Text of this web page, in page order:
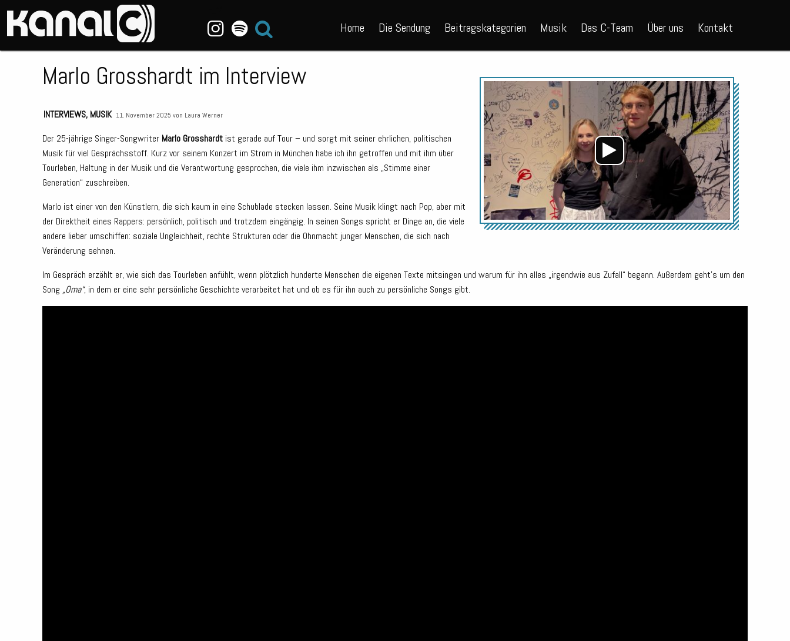
Home Die Sendung Beitragskategorien Musik Das C-Team Über uns Kontakt
Audio-
Player
Marlo Grosshardt im Interview
INTERVIEWS, MUSIK 11. November 2025 von Laura Werner
Der 25-jährige Singer-Songwriter Marlo Grosshardt ist gerade auf Tour – und sorgt mit seiner ehrlichen, politischen
Musik für viel Gesprächsstoff. Kurz vor seinem Konzert im Strom in München habe ich ihn getroffen und mit ihm über
Tourleben, Haltung in der Musik und die Verantwortung gesprochen, die viele ihm inzwischen als „Stimme einer
Generation“ zuschreiben.
Marlo ist einer von den Künstlern, die sich kaum in eine Schublade stecken lassen. Seine Musik klingt nach Pop, aber mit
der Direktheit eines Rappers: persönlich, politisch und trotzdem eingängig. In seinen Songs spricht er Dinge an, die viele
andere lieber umschiffen: soziale Ungleichheit, rechte Strukturen oder die Ohnmacht junger Menschen, die sich nach
Veränderung sehnen.
Im Gespräch erzählt er, wie sich das Tourleben anfühlt, wenn plötzlich hunderte Menschen die eigenen Texte mitsingen und warum für ihn alles „irgendwie aus Zufall“ begann. Außerdem geht’s um den
Song „Oma“, in dem er eine sehr persönliche Geschichte verarbeitet hat und ob es für ihn auch zu persönliche Songs gibt.